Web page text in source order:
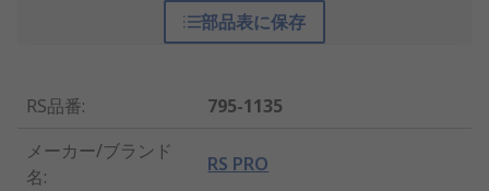
部品表に保存
RS品番:
795-1135
メーカー/ブランド
名:
RS PRO